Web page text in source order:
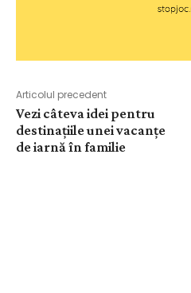
Articolul precedent
Vezi câteva idei pentru
destinațiile unei vacanțe
de iarnă în familie